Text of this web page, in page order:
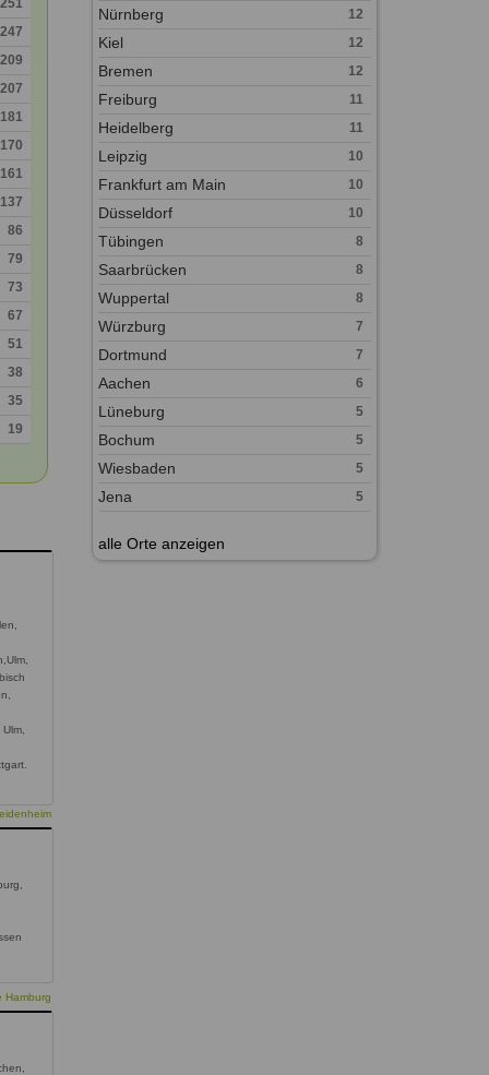
251
247
209
207
181
170
161
137
86
79
73
67
51
38
35
19
Hamburg
Nürnberg 12
Kiel 12
Bremen 12
Freiburg 11
Heidelberg 11
Leipzig 10
Frankfurt am Main 10
Düsseldorf 10
Tübingen 8
Saarbrücken 8
Wuppertal 8
Würzburg 7
Dortmund 7
Aachen 6
Lüneburg 5
Bochum 5
Wiesbaden 5
Jena 5
alle Orte anzeigen